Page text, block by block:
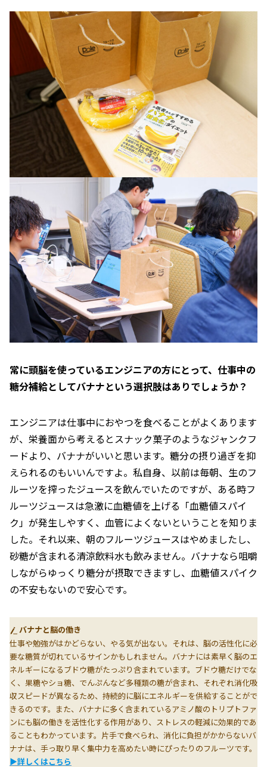
常に頭脳を使っているエンジニアの方にとって、仕事中の
糖分補給としてバナナという選択肢はありでしょうか？
エンジニアは仕事中におやつを食べることがよくあります
が、栄養面から考えるとスナック菓子のようなジャンクフ
ードより、バナナがいいと思います。糖分の摂り過ぎを抑
えられるのもいいんですよ。私自身、以前は毎朝、生のフ
ルーツを搾ったジュースを飲んでいたのですが、ある時フ
ルーツジュースは急激に血糖値を上げる「血糖値スパイ
ク」が発生しやすく、血管によくないということを知りま
した。それ以来、朝のフルーツジュースはやめましたし、
砂糖が含まれる清涼飲料水も飲みません。バナナなら咀嚼
しながらゆっくり糖分が摂取できますし、血糖値スパイク
の不安もないので安心です。
バナナと脳の働き
仕事や勉強がはかどらない、やる気が出ない。それは、脳の活性化に必
要な糖質が切れているサインかもしれません。バナナには素早く脳のエ
ネルギーになるブドウ糖がたっぷり含まれています。ブドウ糖だけでな
く、果糖やショ糖、でんぷんなど多種類の糖が含まれ、それぞれ消化吸
収スピードが異なるため、持続的に脳にエネルギーを供給することがで
きるのです。また、バナナに多く含まれているアミノ酸のトリプトファ
ンにも脳の働きを活性化する作用があり、ストレスの軽減に効果的であ
ることもわかっています。片手で食べられ、消化に負担がかからないバ
ナナは、手っ取り早く集中力を高めたい時にぴったりのフルーツです。
▶詳しくはこちら